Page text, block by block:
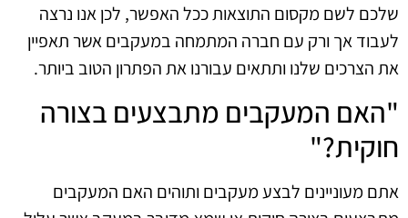
שלכם לשם מקסום התוצאות ככל האפשר, לכן אנו נרצה
לעבוד אך ורק עם חברה המתמחה במעקבים אשר תאפיין
את הצרכים שלנו ותתאים עבורנו את הפתרון הטוב ביותר.
"האם המעקבים מתבצעים בצורה
חוקית?"
אתם מעוניינים לבצע מעקבים ותוהים האם המעקבים